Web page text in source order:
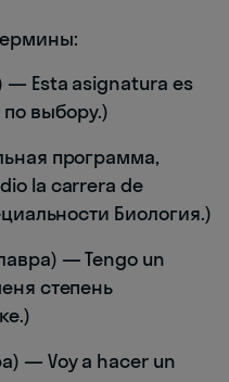
— Esta asignatura es
выбору.)
программа,
la carrera de
Биология.)
— Tengo un
степень
— Voy a hacer un